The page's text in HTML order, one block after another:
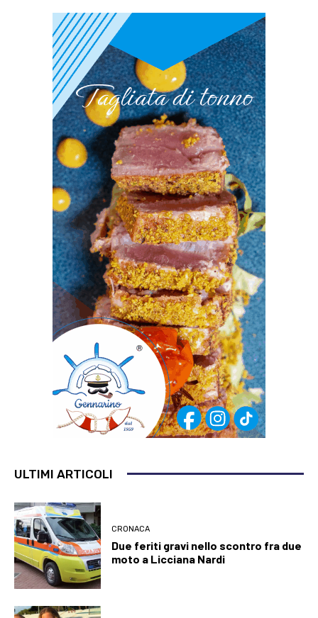
ULTIMI ARTICOLI
CRONACA
Due feriti gravi nello scontro fra due
moto a Licciana Nardi